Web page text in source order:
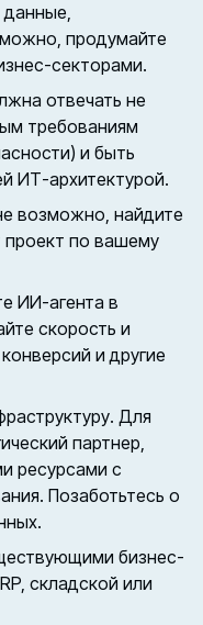
данные,
продумайте
секторами.
отвечать не
требованиям
и быть
ИТ-архитектурой.
возможно, найдите
проект по вашему
ИИ-агента в
скорость и
и другие
Для
партнер,
ресурсами с
Позаботьтесь о
бизнес-
складской или